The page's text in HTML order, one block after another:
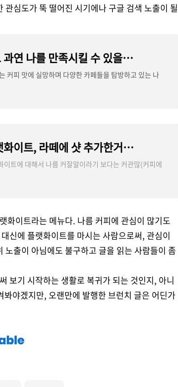
심도가 뚝 떨어진 시기에나 구글 검색 노출이 될
스타벅스 플랫화이트 과연 나를 만족시킬 수 있을까? 디카페인도 있지만 2샷이라니...
커피 맛에 실망하며 다양한 카페들을 탐방하고 있는 나
스타벅스 아이스 플랫화이트, 라떼에 샷 추가한거와 뭐가 다름?
이트에 대해서 나름 커잘알이라기 보다는 커관많(커피에
화이트라는 메뉴다. 나름 커피에 관심이 많기도
신에 플랫화이트를 마시는 사람으로써, 관심이
출이 아님에도 불구하고 글을 읽는 사람들이 좀
보기 시작하는 생활로 복귀가 되는 것인지, 아니
야겠지만, 오랜만에 발행한 브런치 글은 어딘가